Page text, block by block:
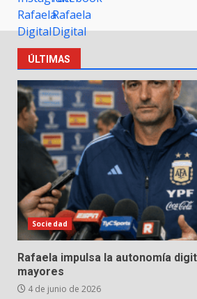
ÚLTIMAS
Sociedad
Rafaela impulsa la autonomía
mayores
4 de junio de 2026